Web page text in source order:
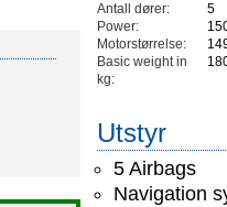
Antall dører:
5
Power:
Motorstørrelse:
Basic weight in
kg:
Utstyr
5 Airbags
Navigation